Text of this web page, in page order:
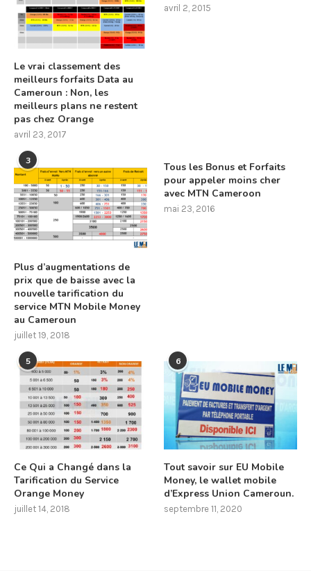
Le vrai classement des
meilleurs forfaits Data au
Cameroun : Non, les
meilleurs plans ne restent
pas chez Orange
avril 23, 2017
avril 2, 2015
3
Plus d’augmentations de
prix que de baisse avec la
nouvelle tarification du
service MTN Mobile Money
au Cameroun
juillet 19, 2018
Tous les Bonus et Forfaits
pour appeler moins cher
avec MTN Cameroon
mai 23, 2016
5
Ce Qui a Changé dans la
Tarification du Service
Orange Money
juillet 14, 2018
6
Tout savoir sur EU Mobile
Money, le wallet mobile
d’Express Union Cameroun.
septembre 11, 2020